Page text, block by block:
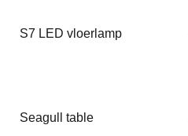
S7 LED vloerlamp
Seagull table